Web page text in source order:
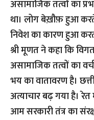
असामाजिक तत्वों का
था। लोग बेख़ौफ़ हुआ
निवेश का कारण हुआ
श्री मूणत ने कहा कि
असामाजिक तत्वों का
भय का वातावरण है।
अत्याचार बढ़ गया है।
आम सरकारी तंत्र का